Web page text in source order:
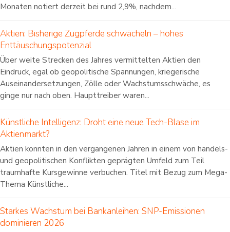
Monaten notiert derzeit bei rund 2,9%, nachdem...
Aktien: Bisherige Zugpferde schwächeln – hohes
Enttäuschungspotenzial
Über weite Strecken des Jahres vermittelten Aktien den
Eindruck, egal ob geopolitische Spannungen, kriegerische
Auseinandersetzungen, Zölle oder Wachstumsschwäche, es
ginge nur nach oben. Haupttreiber waren...
Künstliche Intelligenz: Droht eine neue Tech-Blase im
Aktienmarkt?
Aktien konnten in den vergangenen Jahren in einem von handels-
und geopolitischen Konflikten geprägten Umfeld zum Teil
traumhafte Kursgewinne verbuchen. Titel mit Bezug zum Mega-
Thema Künstliche...
Starkes Wachstum bei Bankanleihen: SNP-Emissionen
dominieren 2026